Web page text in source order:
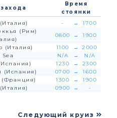
Время
стоянки
- →
1700
(Рим)
0800 →
1900
(Италия) 1100 →
2000
Sea N/A →
N/A
1230 →
2300
(Испания) 0700 →
1600
(Франция) 1300 →
1900
0900 → -
Следующий круиз